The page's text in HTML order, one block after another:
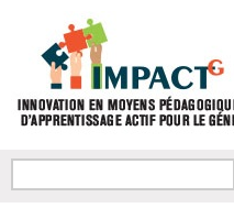
FORMULAIRE DE